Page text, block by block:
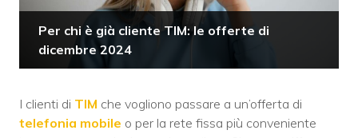
Per chi è già cliente TIM: le offerte di
dicembre 2024
I clienti di TIM che vogliono passare a un’offerta di
telefonia mobile o per la rete fissa più conveniente